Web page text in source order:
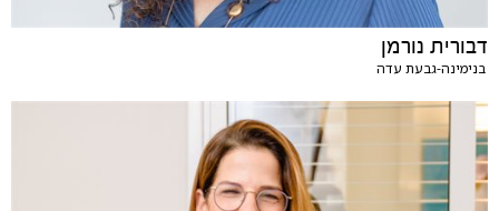
דבורית נורמן
בנימינה-גבעת עדה